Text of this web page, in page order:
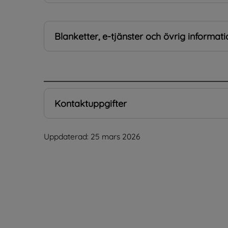
Blanketter, e-tjänster och övrig
Kontaktuppgifter
Uppdaterad: 25 mars 2026